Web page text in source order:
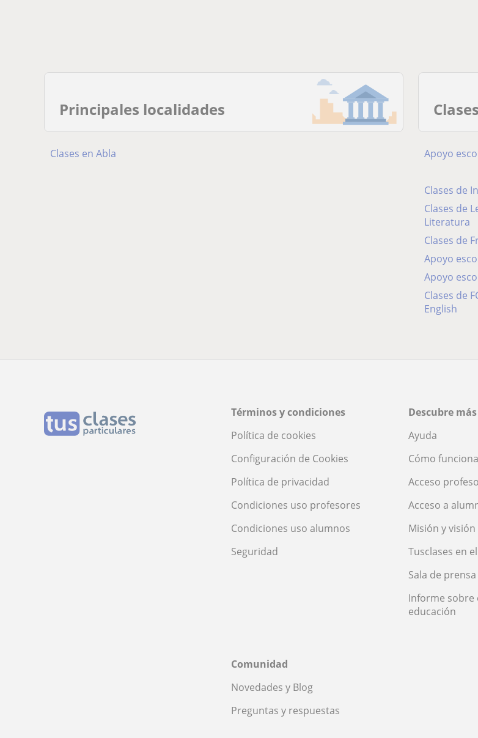
Principales localidades
Clases en Abla Apoyo
Clases de
Clases de Lengua Castellana y
Literatura
Clases de
Apoyo
Apoyo
Clases de FCE First Certificate in
English
Términos y condiciones
Política de cookies
Configuración de Cookies
Política de privacidad
Condiciones uso profesores
Condiciones uso alumnos
Seguridad
Descubre más
Ayuda
Cómo funciona
Acceso
Acceso a
Misión y visión
Tusclases en
Sala de prensa
Informe sobre
educación
Comunidad
Novedades y Blog
Preguntas y respuestas